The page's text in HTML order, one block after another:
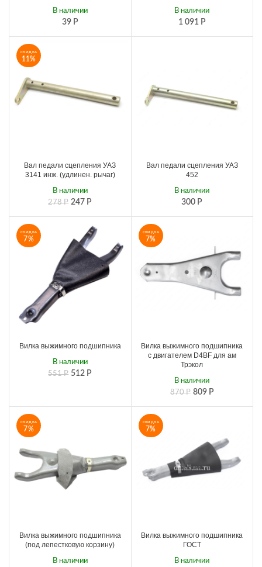
39 Р
В наличии
1 091 Р
В наличии
СКИДКА
11%
Вал педали сцепления УАЗ
3141 инж. (удлинен. рычаг)
278Р 247 Р
В наличии
Вал педали сцепления УАЗ
452
300 Р
В наличии
СКИДКА
7%
Вилка выжимного подшипника
551Р 512 Р
В наличии
СКИДКА
7%
Вилка выжимного подшипника
с двигателем D4BF для ам
Трэкол
870Р 809 Р
В наличии
СКИДКА
7%
Вилка выжимного подшипника
(под лепестковую корзину)
В наличии
СКИДКА
7%
Вилка выжимного подшипника
ГОСТ
В наличии